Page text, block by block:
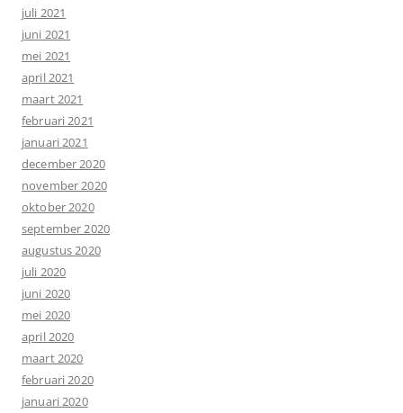
juli 2021
juni 2021
mei 2021
april 2021
maart 2021
februari 2021
januari 2021
december 2020
november 2020
oktober 2020
september 2020
augustus 2020
juli 2020
juni 2020
mei 2020
april 2020
maart 2020
februari 2020
januari 2020